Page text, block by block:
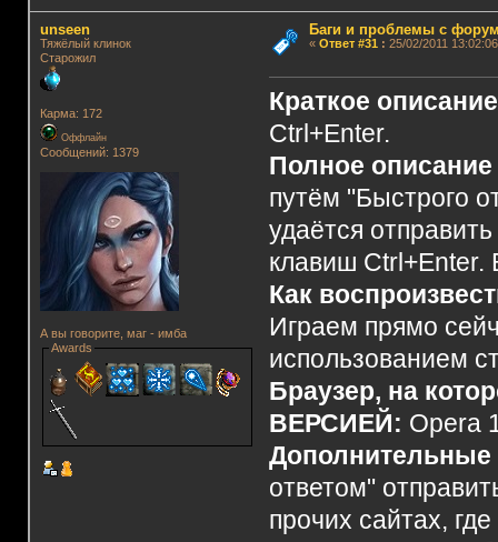
unseen
Тяжёлый клинок
Старожил
Карма: 172
Оффлайн
Сообщений: 1379
А вы говорите, маг - имба
Awards
Баги и проблемы с
« Ответ #31 : 25/02/2011
Краткое
Ctrl+Enter.
Полное
путём "Быстрого
удаётся
клавиш Ctrl+Enter.
Как
Играем прямо
использованием
Браузер, на
ВЕРСИЕЙ: Opera
Дополнительные
ответом"
прочих сайтах,